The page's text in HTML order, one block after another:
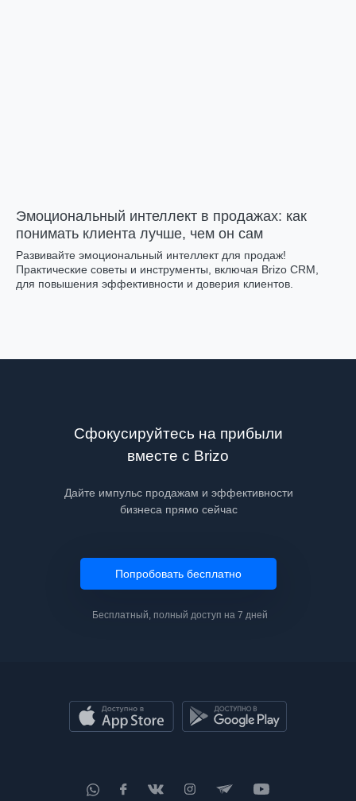
Эмоциональный интеллект в продажах: как
понимать клиента лучше, чем он сам
Развивайте эмоциональный интеллект для продаж!
Практические советы и инструменты, включая Brizo CRM,
для повышения эффективности и доверия клиентов.
Сфокусируйтесь на прибыли
вместе с Brizo
Дайте импульс продажам и эффективности
бизнеса прямо сейчас
Попробовать бесплатно
Бесплатный, полный доступ на 7 дней